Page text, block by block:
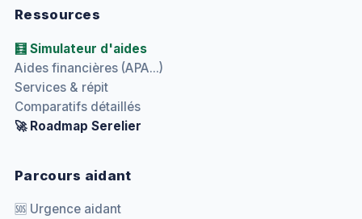
Ressources
🧮 Simulateur d'aides
Aides financières (APA...)
Services & répit
Comparatifs détaillés
🚀 Roadmap Serelier
Parcours aidant
🆘 Urgence aidant